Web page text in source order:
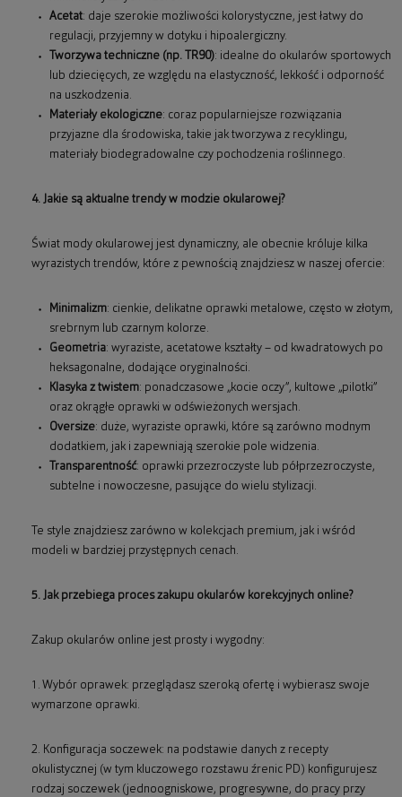
Acetat: daje szerokie możliwości kolorystyczne, jest łatwy do
regulacji, przyjemny w dotyku i hipoalergiczny.
Tworzywa techniczne (np. TR90): idealne do okularów sportowych
lub dziecięcych, ze względu na elastyczność, lekkość i odporność
na uszkodzenia.
Materiały ekologiczne: coraz popularniejsze rozwiązania
przyjazne dla środowiska, takie jak tworzywa z recyklingu,
materiały biodegradowalne czy pochodzenia roślinnego.
4. Jakie są aktualne trendy w modzie okularowej?
Świat mody okularowej jest dynamiczny, ale obecnie króluje kilka
wyrazistych trendów, które z pewnością znajdziesz w naszej ofercie:
Minimalizm: cienkie, delikatne oprawki metalowe, często w złotym,
srebrnym lub czarnym kolorze.
Geometria: wyraziste, acetatowe kształty – od kwadratowych po
heksagonalne, dodające oryginalności.
Klasyka z twistem: ponadczasowe „kocie oczy”, kultowe „pilotki”
oraz okrągłe oprawki w odświeżonych wersjach.
Oversize: duże, wyraziste oprawki, które są zarówno modnym
dodatkiem, jak i zapewniają szerokie pole widzenia.
Transparentność: oprawki przezroczyste lub półprzezroczyste,
subtelne i nowoczesne, pasujące do wielu stylizacji.
Te style znajdziesz zarówno w kolekcjach premium, jak i wśród
modeli w bardziej przystępnych cenach.
5. Jak przebiega proces zakupu okularów korekcyjnych online?
Zakup okularów online jest prosty i wygodny:
1. Wybór oprawek: przeglądasz szeroką ofertę i wybierasz swoje
wymarzone oprawki.
2. Konfiguracja soczewek: na podstawie danych z recepty
okulistycznej (w tym kluczowego rozstawu źrenic PD) konfigurujesz
rodzaj soczewek (jednoogniskowe, progresywne, do pracy przy